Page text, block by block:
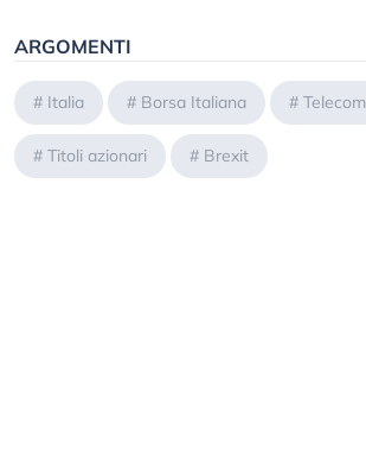
ARGOMENTI
# Italia # Borsa Italiana #
# Titoli azionari # Brexit